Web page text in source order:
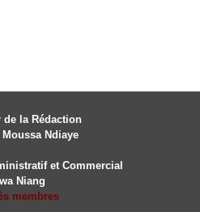
de la Rédaction
Moussa Ndiaye
et Commercial
Niang
membres